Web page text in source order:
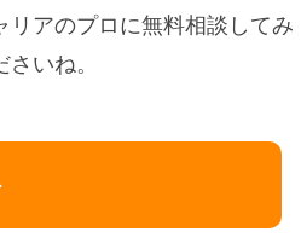
リアのプロに無料相談してみ
いね。